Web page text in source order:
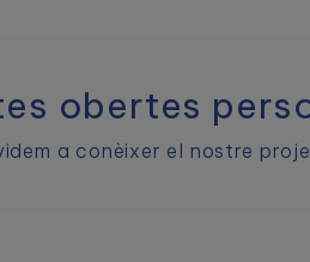
obertes
a conèixer el nostre